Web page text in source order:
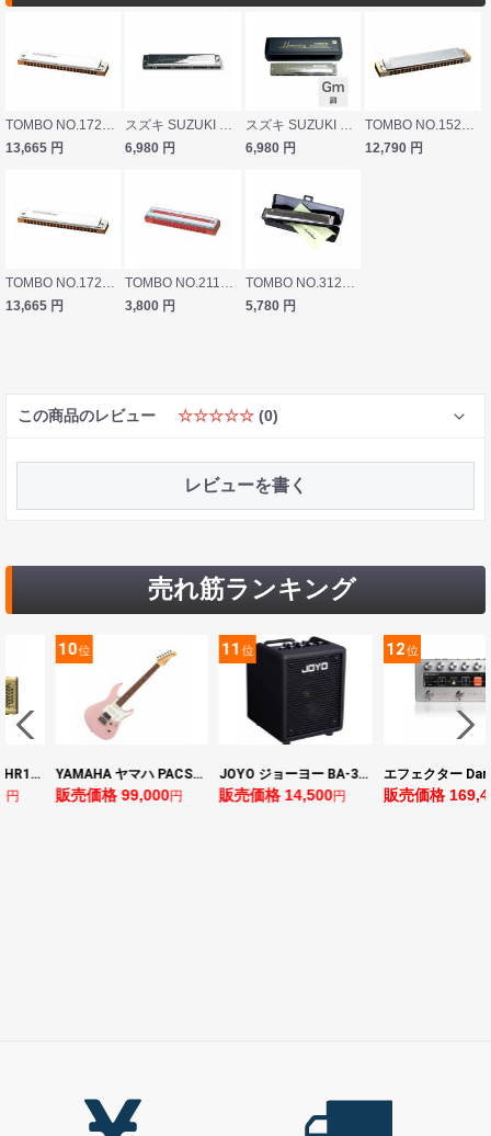
TOMBO NO.1722/Gm プロフェッショナル22 複音ハーモニカ
13,665 円
スズキ SUZUKI SU-21 Humming Fm 21穴複音ハーモニカ
6,980 円
スズキ SUZUKI SU-21/Humming/Gm 21穴複音ハーモニカ
6,980 円
TOMBO NO.1521/A♯ 特製トンボバンド 複音ハーモニカ
12,790 円
TOMBO NO.1722/C♯ プロフェッショナル22 複音ハーモニカ
13,665 円
TOMBO NO.2116/C トレモロ16穴 複音ハーモニカ
3,800 円
TOMBO NO.3124/C トンボバンド24穴 複音ハーモニカ
5,780 円
この商品のレビュー ☆☆☆☆☆ (0)
レビューを書く
売れ筋ランキング
ヤマハ YAMAHA THR10II 小型ギターアンプ
円
10位
YAMAHA ヤマハ PACS+12 ASP Pacifica Standard Plus パシフィカスタンダードプラス エレキギター
販売価格 99,000円
11位
JOYO ジョーヨー BA-30 VIBE CUBE BLK 30W 小型ベースアンプ Bluetooth+OTGオーディオI/F搭載
販売価格 14,500円
12位
販売価格